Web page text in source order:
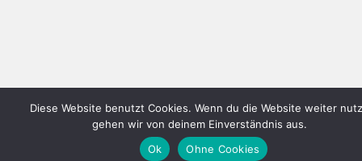
Diese Website benutzt Cookies. Wenn du die Website weiter
gehen wir von deinem Einverständnis aus.
Ok
Ohne Cookies